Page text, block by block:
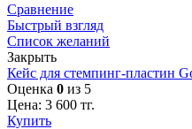
Сравнение
Быстрый взгляд
Список желаний
Закрыть
Кейс для стемпинг-пластин
Оценка 0 из 5
Цена: 3 600 тг.
Купить